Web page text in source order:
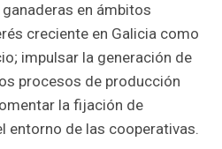
en ámbitos
creciente en Galicia como
impulsar la generación de
procesos de producción
la fijación de
entorno de las cooperativas.